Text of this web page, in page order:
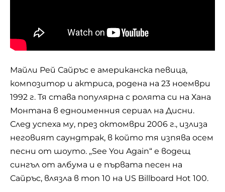
Майли Рей Сайръс е американска певица,
композитор и актриса, родена на 23 ноември
1992 г. Тя става популярна с ролята си на Хана
Монтана в едноименния сериал на Дисни.
След успеха му, през октомври 2006 г., излиза
неговият саундтрак, в който тя изпява осем
песни от шоуто. „See You Again“ е водещ
сингъл от албума и е първата песен на
Сайръс, влязла в топ 10 на US Billboard Hot 100.